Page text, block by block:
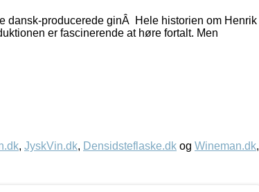
dansk-producerede ginÂ Hele historien om Henrik
er fascinerende at høre fortalt. Men
, JyskVin.dk, Densidsteflaske.dk og Wineman.dk,